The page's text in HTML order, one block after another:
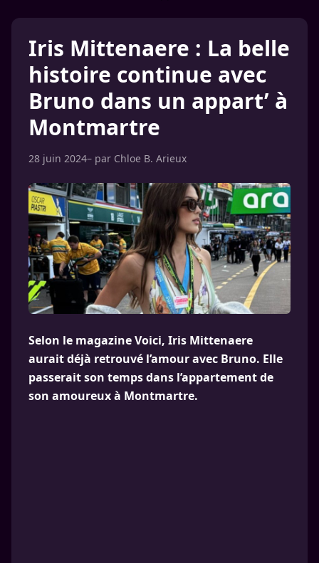
Iris Mittenaere : La belle
histoire continue avec
Bruno dans un appart’ à
Montmartre
28 juin 2024– par Chloe B. Arieux
Selon le magazine Voici, Iris Mittenaere
aurait déjà retrouvé l’amour avec Bruno. Elle
passerait son temps dans l’appartement de
son amoureux à Montmartre.